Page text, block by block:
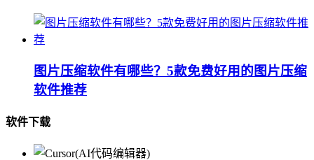
图片压缩软件有哪些？5款免费好用的图片压缩
软件推荐
软件下载